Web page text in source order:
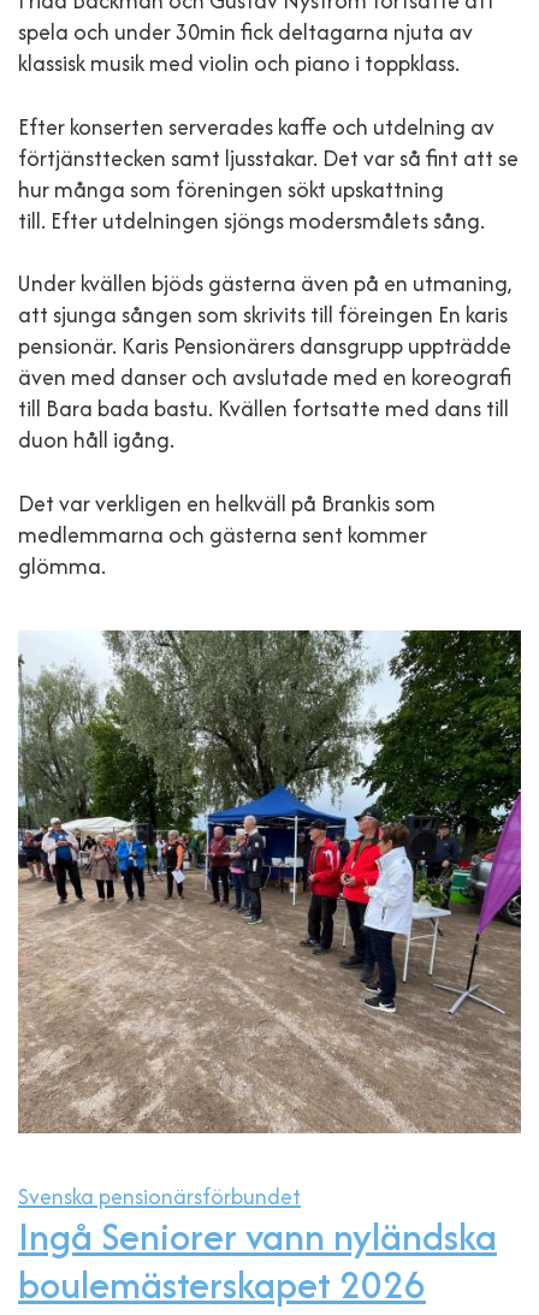
spela och under 30min fick deltagarna njuta av
klassisk musik med violin och piano i toppklass.
Efter konserten serverades kaffe och utdelning av
förtjänsttecken samt ljusstakar. Det var så fint att se
hur många som föreningen sökt upskattning
till. Efter utdelningen sjöngs modersmålets sång.
Under kvällen bjöds gästerna även på en utmaning,
att sjunga sången som skrivits till föreingen En karis
pensionär. Karis Pensionärers dansgrupp uppträdde
även med danser och avslutade med en koreografi
till Bara bada bastu. Kvällen fortsatte med dans till
duon håll igång.
Det var verkligen en helkväll på Brankis som
medlemmarna och gästerna sent kommer
glömma.
Svenska pensionärsförbundet
Ingå Seniorer vann nyländska
boulemästerskapet 2026